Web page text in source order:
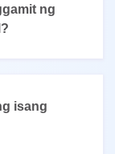
ng
isang